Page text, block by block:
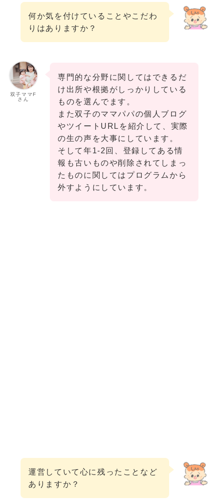
何か気を付けていることやこだわ
りはありますか？
双子ママF
さん
専門的な分野に関してはできるだ
け出所や根拠がしっかりしている
ものを選んでます。
また双子のママパパの個人ブログ
やツイートURLを紹介して、実際
の生の声を大事にしています。
そして年1-2回、登録してある情
報も古いものや削除されてしまっ
たものに関してはプログラムから
外すようにしています。
運営していて心に残ったことなど
ありますか？